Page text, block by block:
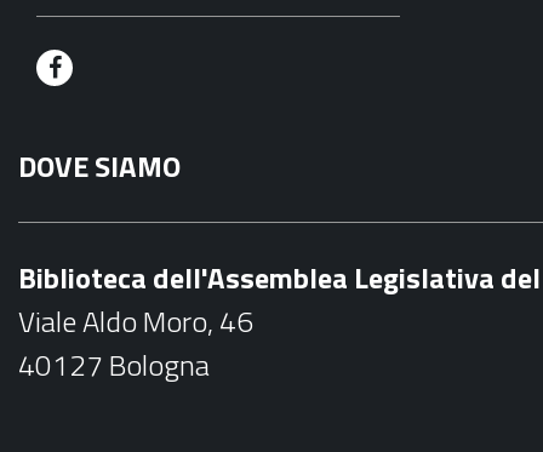
F
c
e
o
k
DOVE SIAMO
Biblioteca dell'Assemblea Legislativa
Viale Aldo Moro, 46
40127 Bologna